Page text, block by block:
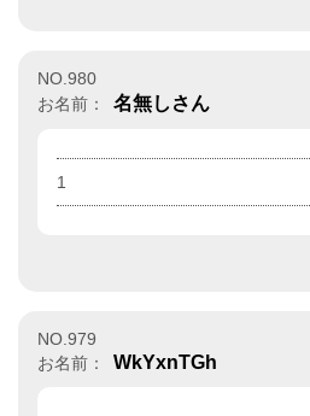
NO.980
お名前：
名無しさん
1
NO.979
お名前：
WkYxnTGh